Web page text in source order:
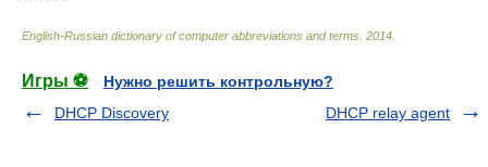
English-Russian dictionary of computer abbreviations and terms 2014
Игры ⚽
Нужно решить контрольную?
DHCP Discovery
DHCP relay agent